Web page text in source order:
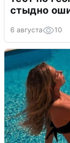
стыдно
6 августа 10